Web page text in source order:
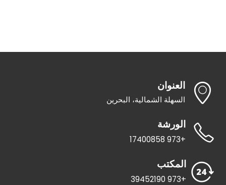
العنوان
السهلة الشمالية، البحرين
الورشة
+973 17400858
المكتب
+973 39452190